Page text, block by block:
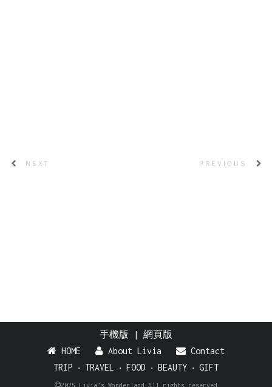
NEXT PREVIOUS
手機版 | 網頁版
HOME
About Livia
Contact
TRIP ‧ TRAVEL ‧ FOOD ‧ BEAUTY ‧ GIFT
2025 Livia’s Wonderland All rights reserved